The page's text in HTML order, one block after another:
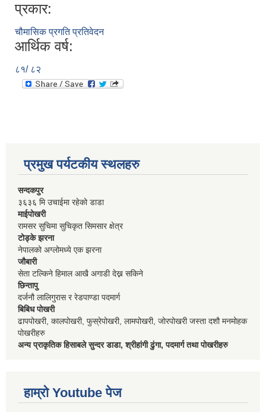
प्रकार:
चौमासिक प्रगति प्रतिवेदन
आर्थिक वर्ष:
८१/ ८२
प्रमुख पर्यटकीय स्थलहरु
सन्दकपुर
३६३६ मि उचाईमा रहेको डाडा
माईपोखरी
रामसर सुचिमा सुचिकृत सिमसार क्षेत्र
टोड्के झरना
नेपालको अग्लोमध्ये एक झरना
जौबारी
सेता टल्किने हिमाल आखै अगाडी देख्न सकिने
छिन्तापु
दर्जनौ लालिगुरास र रेडपाण्डा पदमार्ग
बिबिध पोखरी
ढापपोखरी, कालपोखरी, फुस्रेपोखरी, लामपोखरी, जोरपोखरी जस्ता दशौ मनमोहक
पोखरीहरु
अन्य प्राकृतिक हिसाबले सुन्दर डाडा, श्रीहांगी ढुंगा, पदमार्ग तथा पोखरीहरु
हाम्रो Youtube पेज